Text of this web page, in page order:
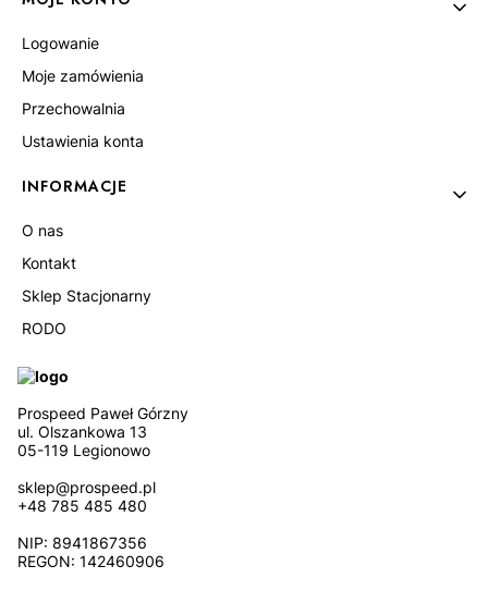
Logowanie
Moje zamówienia
Przechowalnia
Ustawienia konta
INFORMACJE
O nas
Kontakt
Sklep Stacjonarny
RODO
Prospeed Paweł Górzny
ul. Olszankowa 13
05-119 Legionowo
sklep@prospeed.pl
+48 785 485 480
NIP: 8941867356
REGON: 142460906